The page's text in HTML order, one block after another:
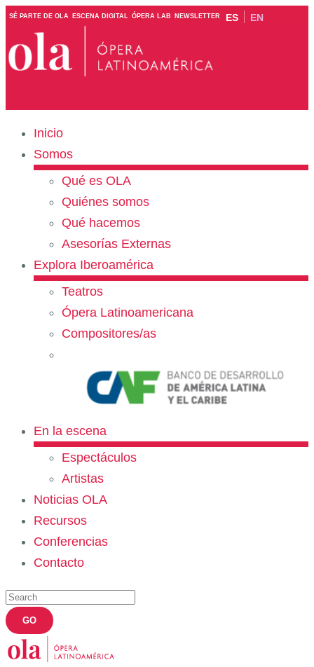
SÉ PARTE DE OLA ESCENA DIGITAL ÓPERA LAB NEWSLETTER ES EN
Inicio
Somos
Qué es OLA
Quiénes somos
Qué hacemos
Asesorías Externas
Explora Iberoamérica
Teatros
Ópera Latinoamericana
Compositores/as
En la escena
Espectáculos
Artistas
Noticias OLA
Recursos
Conferencias
Contacto